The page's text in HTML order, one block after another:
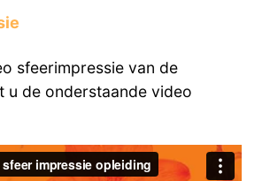
sfeerimpressie van de
u de onderstaande video